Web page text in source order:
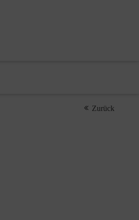
Zurück